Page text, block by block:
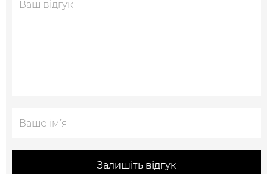
Залишіть відгук